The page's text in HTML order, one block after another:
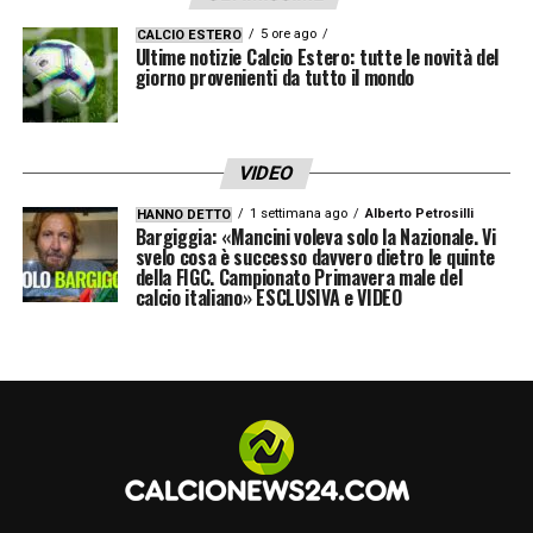
metterà la firma sul nuovo contratto con il
Napoli. Nel suo contratto non sarà inserita
una clausola rescissoria.
Fabian Ruiz-Napoli, ecco le
visite mediche: arriva senza
clausola – Ore 19.00
Ormai manca l’ufficialità, maFabian Ruiz
Napoli. Il ventiduenne domani sosterrà le
contratto quinquennale da 2,5 milioni di euro
a stagione non prevederà alcuna clausola di
CALCIO ESTERO 5 ore ago
Ultime notizie Calcio Estero: tutte le novità del
giorno provenienti da tutto il mondo
VIDEO
HANNO DETTO 1 settimana ago Alberto Petrosilli
Bargiggia: «Mancini voleva solo la Nazionale. Vi
svelo cosa è successo davvero dietro le quinte
della FIGC. Campionato Primavera male del
calcio italiano» ESCLUSIVA e VIDEO